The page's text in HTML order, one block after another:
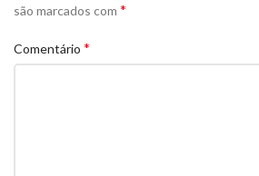
são marcados com *
Comentário *